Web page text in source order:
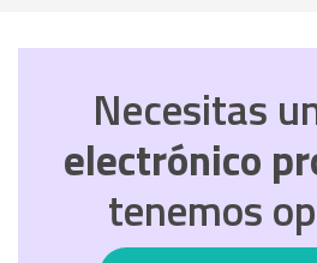
Necesitas
electrónico
tenemos